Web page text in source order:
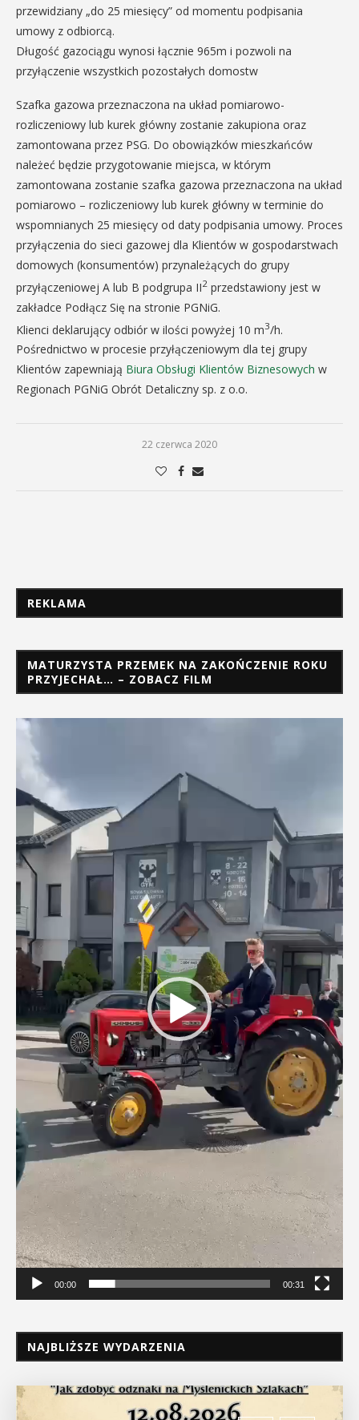
przewidziany „do 25 miesięcy” od momentu podpisania
umowy z odbiorcą.
Długość gazociągu wynosi łącznie 965m i pozwoli na
przyłączenie wszystkich pozostałych domostw
Szafka gazowa przeznaczona na układ pomiarowo-
rozliczeniowy lub kurek główny zostanie zakupiona oraz
zamontowana przez PSG. Do obowiązków mieszkańców
należeć będzie przygotowanie miejsca, w którym
zamontowana zostanie szafka gazowa przeznaczona na układ
pomiarowo – rozliczeniowy lub kurek główny w terminie do
wspomnianych 25 miesięcy od daty podpisania umowy. Proces
przyłączenia do sieci gazowej dla Klientów w gospodarstwach
domowych (konsumentów) przynależących do grupy
przyłączeniowej A lub B podgrupa II2 przedstawiony jest w
zakładce Podłącz Się na stronie PGNiG.
Klienci deklarujący odbiór w ilości powyżej 10 m3/h.
Pośrednictwo w procesie przyłączeniowym dla tej grupy
Klientów zapewniają Biura Obsługi Klientów Biznesowych w
Regionach PGNiG Obrót Detaliczny sp. z o.o.
22 czerwca 2020
REKLAMA
MATURZYSTA PRZEMEK NA ZAKOŃCZENIE ROKU
PRZYJECHAŁ… – ZOBACZ FILM
Odtwarzacz
00:00 00:31
NAJBLIŻSZE WYDARZENIA